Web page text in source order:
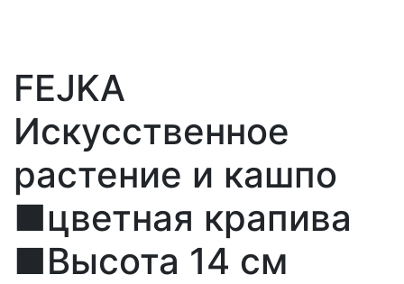
FEJKA
Искусственное
растение и кашпо
■цветная крапива
■Высота 14 см